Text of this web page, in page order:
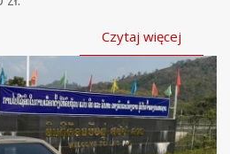
Czytaj więcej